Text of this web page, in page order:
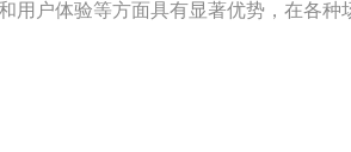
用户体验等方面具有显著优势，在各